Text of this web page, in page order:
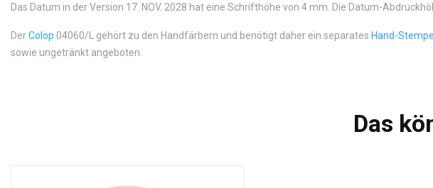
Das Datum in der Version 17. NOV. 2028 hat eine Schrifthöhe von 4 mm. Die Datum-
DerColop 04060/L gehört zu den Handfärbern und benötigt daher ein separates Hand-
sowie ungetränkt angeboten.
Das